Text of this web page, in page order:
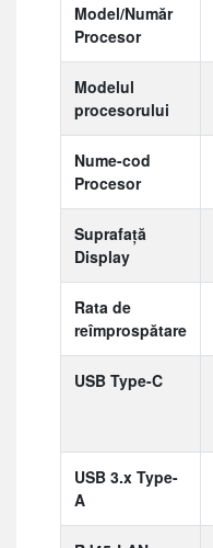
Model/Număr
Procesor
Modelul
procesorului
Nume-cod
Procesor
Suprafață
Display
Rata de
reîmprospătare
USB Type-C
USB 3.x Type-
A